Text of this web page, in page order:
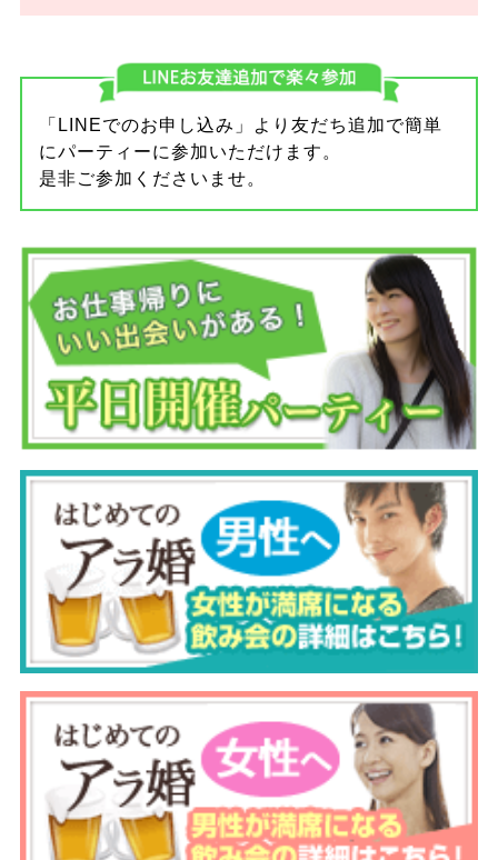
「LINEでのお申し込み」より友だち追加で簡単
にパーティーに参加いただけます。
是非ご参加くださいませ。